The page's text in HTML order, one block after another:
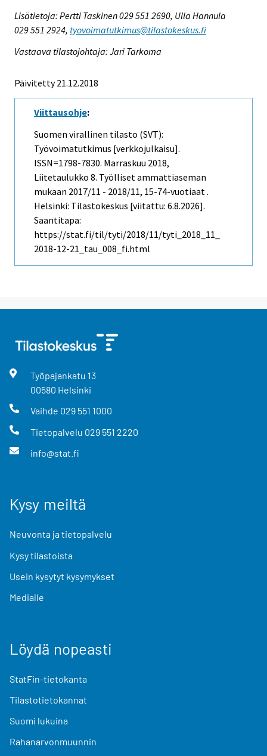
Lisätietoja: Pertti Taskinen 029 551 2690, Ulla Hannula
029 551 2924, tyovoimatutkimus@tilastokeskus.fi
Vastaava tilastojohtaja: Jari Tarkoma
Päivitetty 21.12.2018
Viittausohje:
Suomen virallinen tilasto (SVT):
Työvoimatutkimus [verkkojulkaisu].
ISSN=1798-7830. Marraskuu 2018,
Liitetaulukko 8. Työlliset ammattiaseman
mukaan 2017/11 - 2018/11, 15-74-vuotiaat .
Helsinki: Tilastokeskus [viitattu: 6.8.2026].
Saantitapa:
https://stat.fi/til/tyti/2018/11/tyti_2018_11_
2018-12-21_tau_008_fi.html
Työpajankatu 13
00580 Helsinki
Vaihde 029 551 1000
Tietopalvelu 029 551 2220
info@stat.fi
Kysy meiltä
Neuvonta ja tietopalvelu
Kysy tilastoista
Usein kysytyt kysymykset
Medialle
Löydä nopeasti
StatFin-tietokanta
Tilastotietokannat
Suomi lukuina
Rahanarvonmuunnin